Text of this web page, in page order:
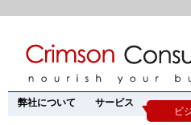
弊社について サービス
ビ